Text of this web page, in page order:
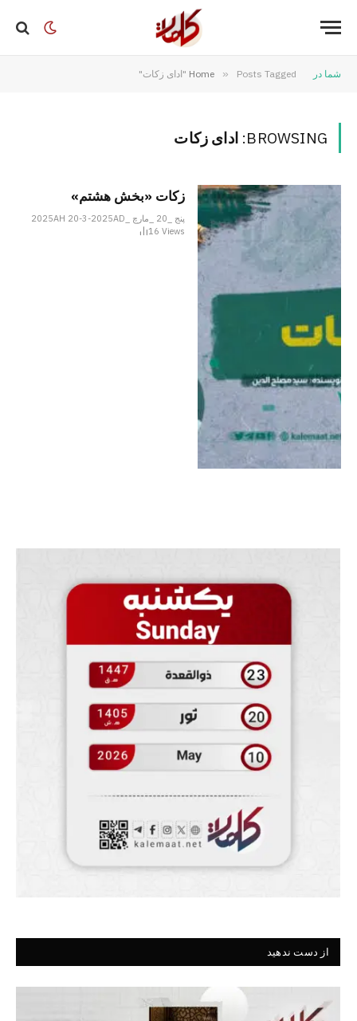
شما در Home » Posts Tagged "ادای زکات"
BROWSING: ادای زکات
زکات «بخش هشتم»
پنج _20 _مارچ _2025AH 20-3-2025AD
16Views
از دست ندهید